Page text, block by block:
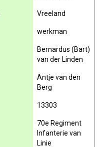
Vreeland
werkman
Bernardus (Bart)
van der Linden
Antje van den
Berg
13303
70e Regiment
Infanterie van
Linie